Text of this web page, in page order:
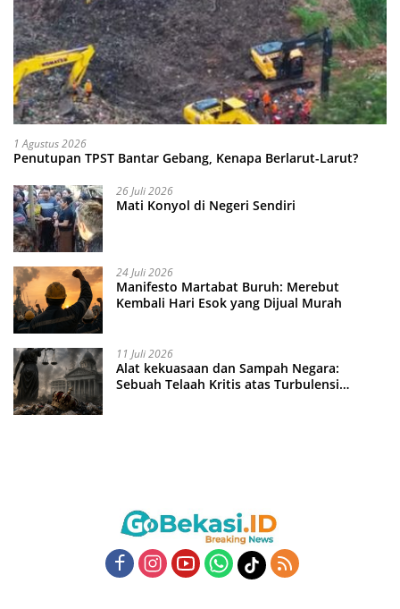
1 Agustus 2026
Penutupan TPST Bantar Gebang, Kenapa Berlarut-Larut?
26 Juli 2026
Mati Konyol di Negeri Sendiri
24 Juli 2026
Manifesto Martabat Buruh: Merebut
Kembali Hari Esok yang Dijual Murah
11 Juli 2026
Alat kekuasaan dan Sampah Negara:
Sebuah Telaah Kritis atas Turbulensi